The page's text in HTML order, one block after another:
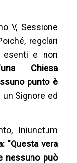
V, Sessione
regolari
esenti e non
Chiesa
punto è
Signore ed
Iniunctum
"Questa vera
nessuno può